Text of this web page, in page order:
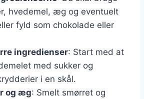
hvedemel, æg og eventuelt
fyld som chokolade eller
ingredienser: Start med at
med sukker og
i en skål.
og æg: Smelt smørret og